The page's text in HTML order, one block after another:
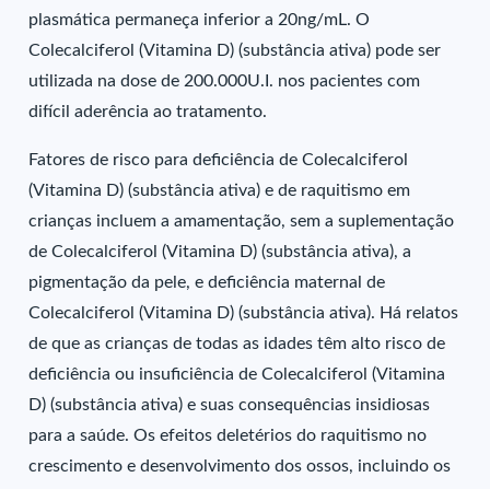
plasmática permaneça inferior a 20ng/mL. O
Colecalciferol (Vitamina D) (substância ativa) pode ser
utilizada na dose de 200.000U.I. nos pacientes com
difícil aderência ao tratamento.
Fatores de risco para deficiência de Colecalciferol
(Vitamina D) (substância ativa) e de raquitismo em
crianças incluem a amamentação, sem a suplementação
de Colecalciferol (Vitamina D) (substância ativa), a
pigmentação da pele, e deficiência maternal de
Colecalciferol (Vitamina D) (substância ativa). Há relatos
de que as crianças de todas as idades têm alto risco de
deficiência ou insuficiência de Colecalciferol (Vitamina
D) (substância ativa) e suas consequências insidiosas
para a saúde. Os efeitos deletérios do raquitismo no
crescimento e desenvolvimento dos ossos, incluindo os